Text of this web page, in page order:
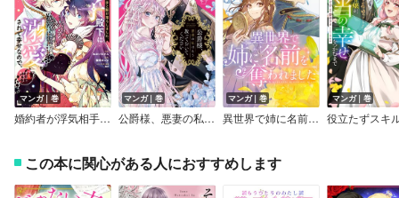
マンガ｜巻
婚約者が浮気相手と駆け落ちしました。王子殿下に溺愛されて幸せなので、今さら戻りたいと言われても困ります。
マンガ｜巻
公爵様、悪妻の私はもう放っておいてください【特典付き】
マンガ｜巻
異世界で姉に名前を奪われました
マンガ｜巻
この本に関心がある人におすすめします